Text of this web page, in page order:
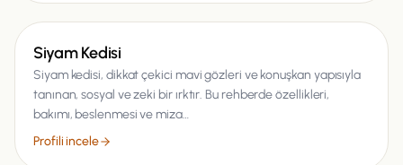
Kedi
Siyam Kedisi
Siyam kedisi, dikkat çekici mavi gözleri ve konuşkan yapısıyla
tanınan, sosyal ve zeki bir ırktır. Bu rehberde özellikleri,
bakımı, beslenmesi ve miza…
Profili incele